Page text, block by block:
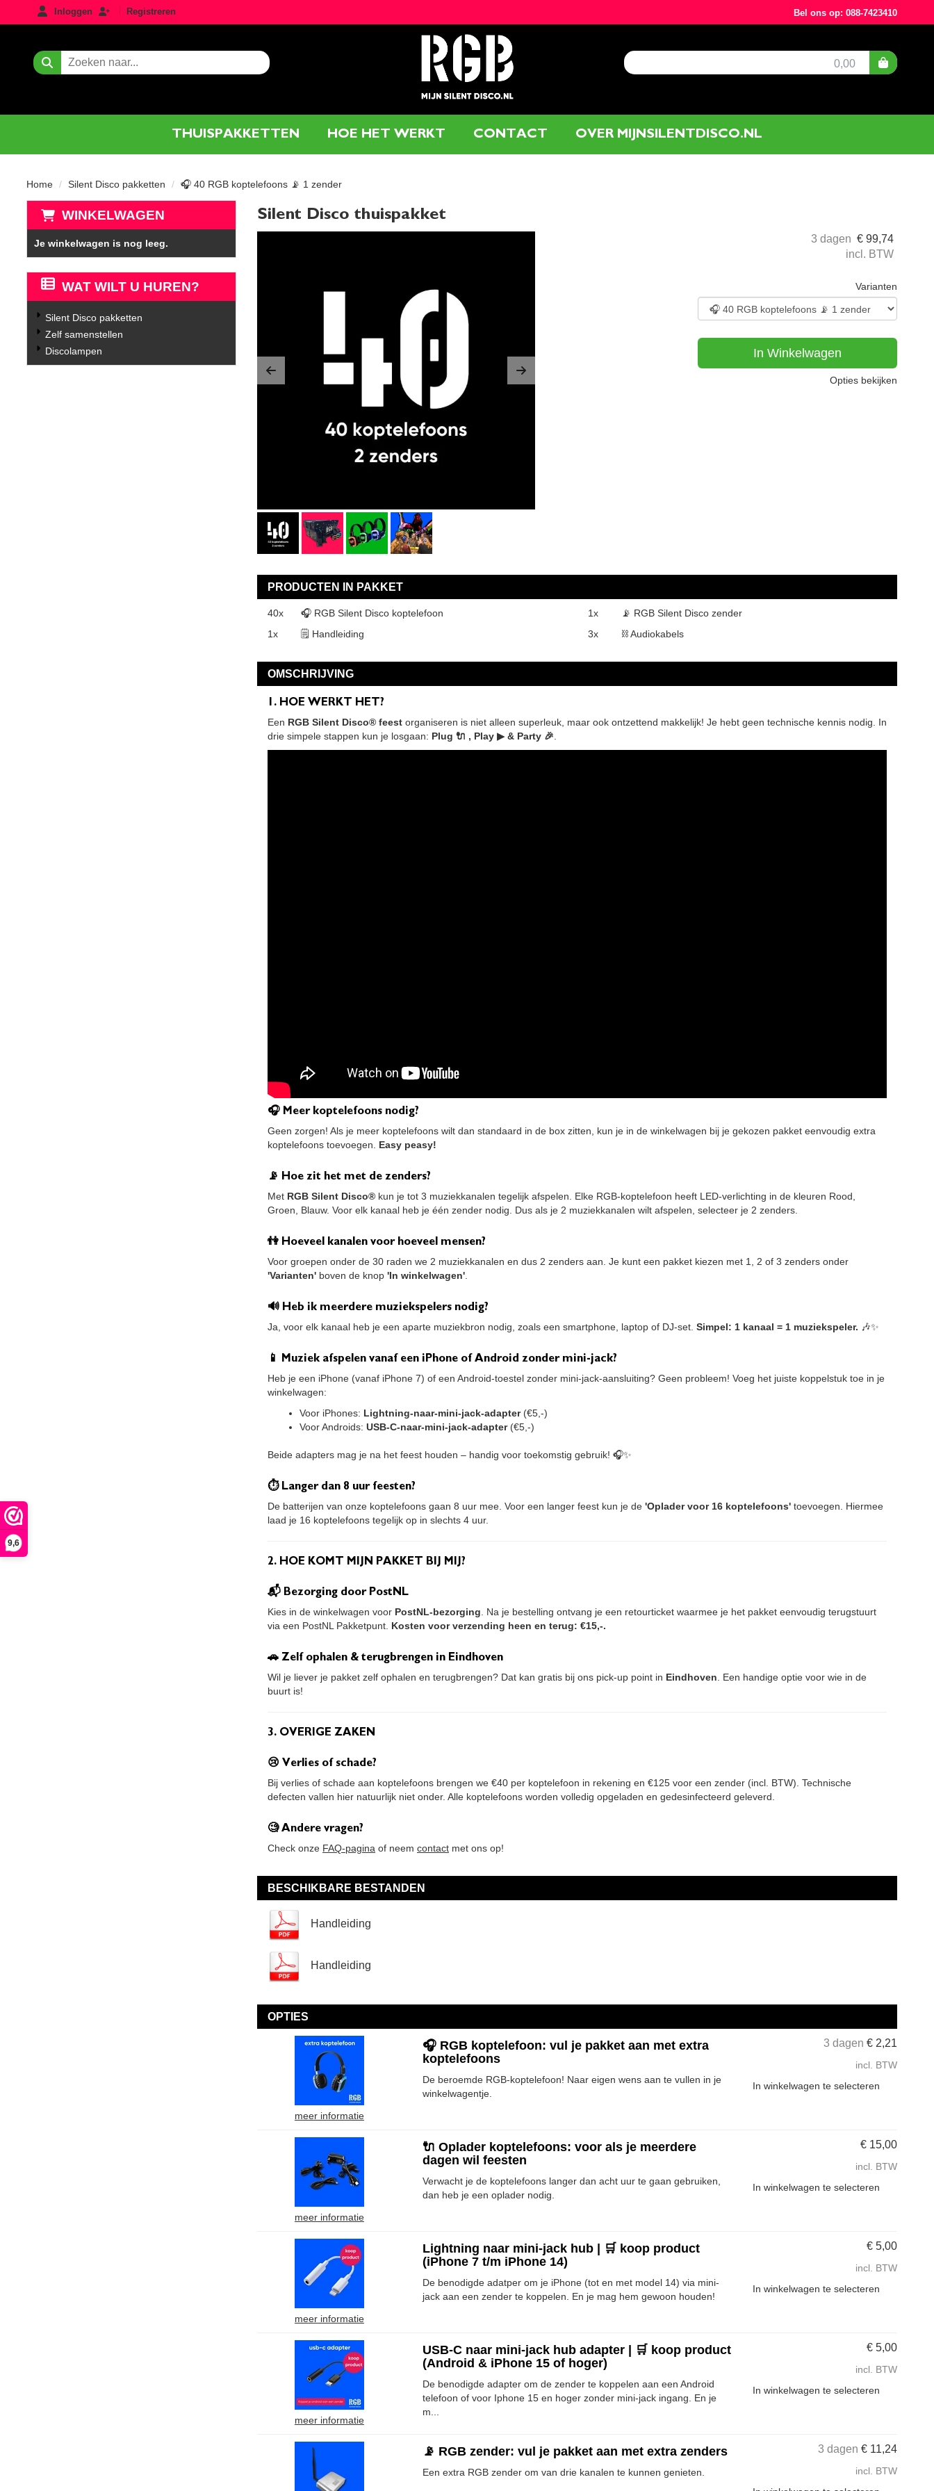
9,6
login
Inloggen registreren
Registreren Bel ons op: 088-7423410
Zoeken 0,00
THUISPAKKETTEN HOE HET WERKT CONTACT OVER MIJNSILENTDISCO.NL
Home Silent Disco pakketten 🎧 40 RGB koptelefoons 📡 1 zender
WINKELWAGEN
Je winkelwagen is nog leeg.
WAT WILT U HUREN?
Silent Disco pakketten
Zelf samenstellen
Discolampen
Silent Disco thuispakket
Previous Next
3 dagen € 99,74
incl. BTW
Varianten
In Winkelwagen
Opties bekijken
PRODUCTEN IN PAKKET
40x 🎧 RGB Silent Disco koptelefoon 1x
📡 RGB Silent Disco zender
1x
🗒 Handleiding 3x ⛓ Audiokabels
OMSCHRIJVING
1. HOE WERKT HET?
Een RGB Silent Disco® feest organiseren is niet alleen superleuk, maar ook ontzettend makkelijk! Je hebt geen technische kennis nodig. In
drie simpele stappen kun je losgaan: Plug 🔌 , Play ▶ & Party 🎉
🎧 Meer koptelefoons nodig?
Geen zorgen! Als je meer koptelefoons wilt dan standaard in de box zitten, kun je in de winkelwagen bij je gekozen pakket eenvoudig extra
koptelefoons toevoegen. Easy peasy!
📡 Hoe zit het met de zenders?
Met RGB Silent Disco® kun je tot 3 muziekkanalen tegelijk afspelen. Elke RGB-koptelefoon heeft LED-verlichting in de kleuren Rood,
Groen, Blauw. Voor elk kanaal heb je één zender nodig. Dus als je 2 muziekkanalen wilt afspelen, selecteer je 2 zenders.
👫 Hoeveel kanalen voor hoeveel mensen?
Voor groepen onder de 30 raden we 2 muziekkanalen en dus 2 zenders aan. Je kunt een pakket kiezen met 1, 2 of 3 zenders onder
'Varianten' boven de knop 'In winkelwagen'
🔊 Heb ik meerdere muziekspelers nodig?
Ja, voor elk kanaal heb je een aparte muziekbron nodig, zoals een smartphone, laptop of DJ-set. Simpel: 1 kanaal = 1 muziekspeler. 🎶✨
📱 Muziek afspelen vanaf een iPhone of Android zonder mini-jack?
Heb je een iPhone (vanaf iPhone 7) of een Android-toestel zonder mini-jack-aansluiting? Geen probleem! Voeg het juiste koppelstuk toe in je
winkelwagen:
Voor iPhones: Lightning-naar-mini-jack-adapter(€5,-)
Voor Androids: USB-C-naar-mini-jack-adapter(€5,-)
Beide adapters mag je na het feest houden – handig voor toekomstig gebruik! 🎧✨
⏱ Langer dan 8 uur feesten?
De batterijen van onze koptelefoons gaan 8 uur mee. Voor een langer feest kun je de 'Oplader voor 16 koptelefoons' toevoegen. Hiermee
laad je 16 koptelefoons tegelijk op in slechts 4 uur.
2. HOE KOMT MIJN PAKKET BIJ MIJ?
📬 Bezorging door PostNL
Kies in de winkelwagen voor PostNL-bezorging . Na je bestelling ontvang je een retourticket waarmee je het pakket eenvoudig terugstuurt
via een PostNL Pakketpunt. Kosten voor verzending heen en terug: €15,-.
🚗 Zelf ophalen & terugbrengen in Eindhoven
Wil je liever je pakket zelf ophalen en terugbrengen? Dat kan gratis bij ons pick-up point in Eindhoven . Een handige optie voor wie in de
buurt is!
3. OVERIGE ZAKEN
😢 Verlies of schade?
Bij verlies of schade aan koptelefoons brengen we €40 per koptelefoon in rekening en €125 voor een zender (incl. BTW). Technische
defecten vallen hier natuurlijk niet onder. Alle koptelefoons worden volledig opgeladen en gedesinfecteerd geleverd.
🧐 Andere vragen?
Check onze FAQ-pagina of neem contact met ons op!
BESCHIKBARE BESTANDEN
Handleiding
Handleiding
OPTIES
meer informatie
3 dagen € 2,21
incl. BTW
In winkelwagen te selecteren
🎧 RGB koptelefoon: vul je pakket aan met extra
koptelefoons
De beroemde RGB-koptelefoon! Naar eigen wens aan te vullen in je
winkelwagentje.
meer informatie
€ 15,00
incl. BTW
In winkelwagen te selecteren
🔌 Oplader koptelefoons: voor als je meerdere
dagen wil feesten
Verwacht je de koptelefoons langer dan acht uur te gaan gebruiken,
dan heb je een oplader nodig.
meer informatie
€ 5,00
incl. BTW
In winkelwagen te selecteren
Lightning naar mini-jack hub | 🛒 koop product
(iPhone 7 t/m iPhone 14)
De benodigde adatper om je iPhone (tot en met model 14) via mini-
jack aan een zender te koppelen. En je mag hem gewoon houden!
meer informatie
€ 5,00
incl. BTW
In winkelwagen te selecteren
USB-C naar mini-jack hub adapter | 🛒 koop product
(Android & iPhone 15 of hoger)
De benodigde adapter om de zender te koppelen aan een Android
telefoon of voor Iphone 15 en hoger zonder mini-jack ingang. En je
m...
3 dagen € 11,24
incl. BTW
📡 RGB zender: vul je pakket aan met extra zenders
Een extra RGB zender om van drie kanalen te kunnen genieten.